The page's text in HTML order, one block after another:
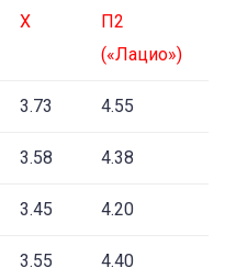
Х
П2
(«Лацио»)
3.73 4.55
3.58 4.38
3.45 4.20
3.55 4.40